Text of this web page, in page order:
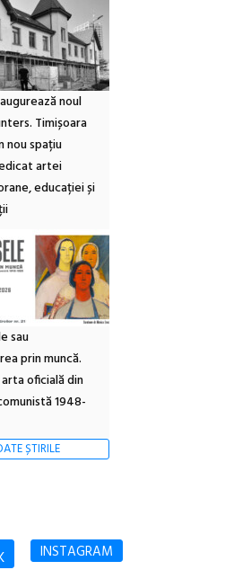
noul
Timișoara
nou spațiu
artei
educației și
sau
prin muncă.
oficială din
1948-
ȘTIRILE
INSTAGRAM